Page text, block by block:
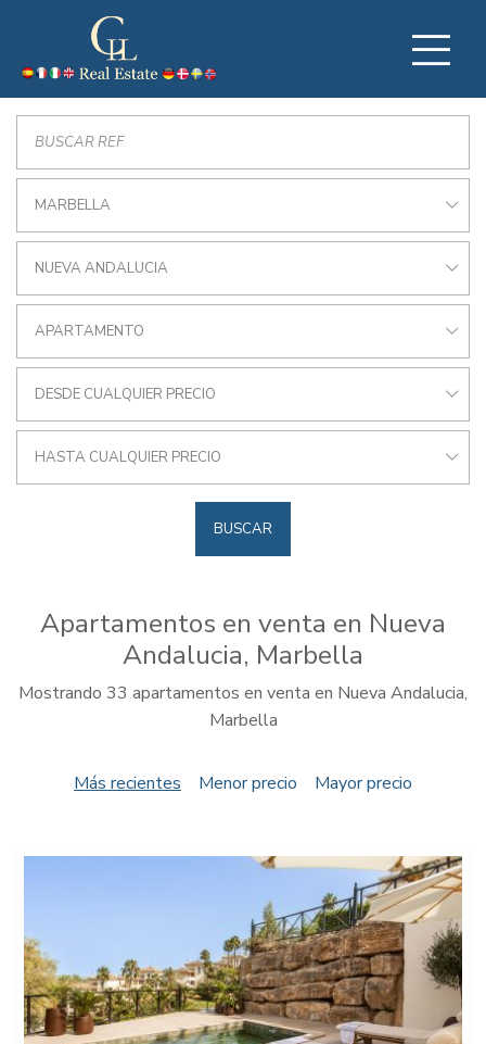
MARBELLA
NUEVA ANDALUCIA
APARTAMENTO
DESDE CUALQUIER PRECIO
HASTA CUALQUIER PRECIO
BUSCAR
Apartamentos en venta en Nueva
Andalucia, Marbella
Mostrando 33 apartamentos en venta en Nueva Andalucia,
Marbella
Más recientes Menor precio Mayor precio